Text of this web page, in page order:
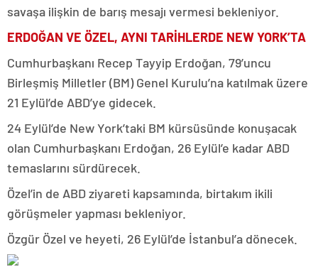
savaşa ilişkin de barış mesajı vermesi bekleniyor.
ERDOĞAN VE ÖZEL, AYNI TARİHLERDE NEW YORK’TA
Cumhurbaşkanı Recep Tayyip Erdoğan, 79’uncu
Birleşmiş Milletler (BM) Genel Kurulu’na katılmak üzere
21 Eylül’de ABD’ye gidecek.
24 Eylül’de New York’taki BM kürsüsünde konuşacak
olan Cumhurbaşkanı Erdoğan, 26 Eylül’e kadar ABD
temaslarını sürdürecek.
Özel’in de ABD ziyareti kapsamında, birtakım ikili
görüşmeler yapması bekleniyor.
Özgür Özel ve heyeti, 26 Eylül’de İstanbul’a dönecek.